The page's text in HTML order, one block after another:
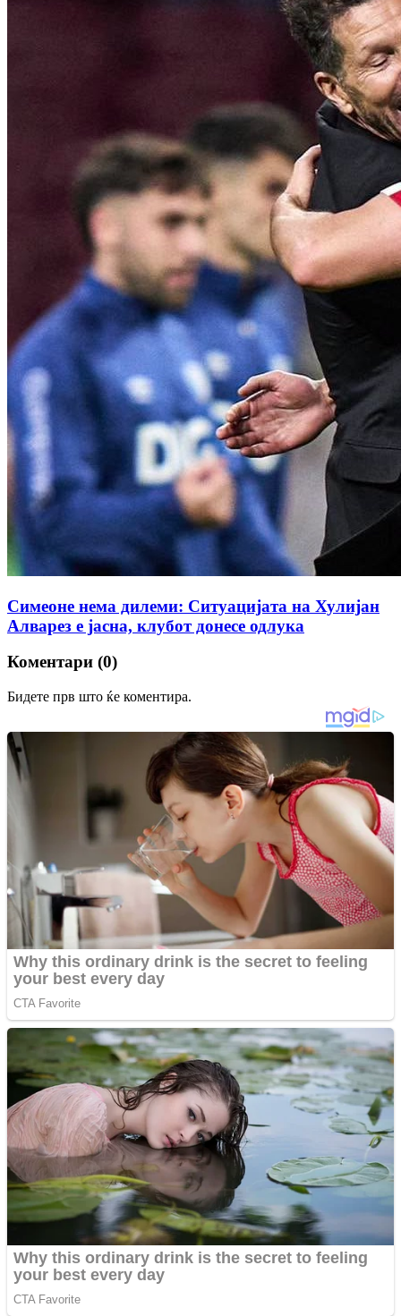
Симеоне нема дилеми: Ситуацијата на Хулијан
Алварез е јасна, клубот донесе одлука
Коментари (0)
Бидете прв што ќе коментира.